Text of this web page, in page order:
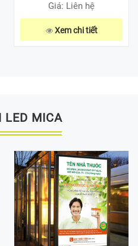
Giá: Liên hệ
Xem chi tiết
LED MICA